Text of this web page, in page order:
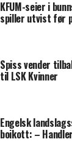
KFUM-seier i
spiller utvist før
Spiss vender
til LSK Kvinner
Engelsk
boikott: –